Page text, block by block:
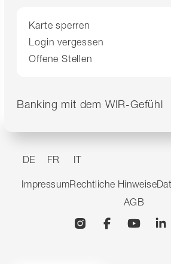
Karte sperren
Login vergessen
Offene Stellen
Banking mit dem WIR-Gefühl
DE FR IT
ImpressumRechtliche Hinweise
AGB
InstagramFacebook